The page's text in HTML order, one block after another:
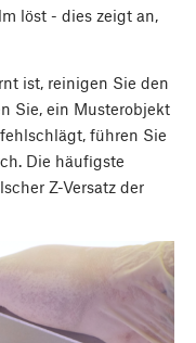
löst - dies zeigt an,
ist, reinigen Sie den
Sie, ein Musterobjekt
führen Sie
Die häufigste
Z-Versatz der